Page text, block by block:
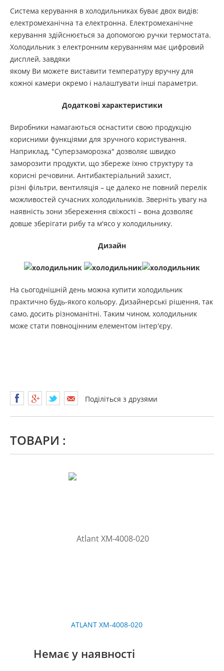
Система керування в холодильниках буває двох видів:
електромеханічна та електронна. Електромеханічне
керування здійснюється за допомогою ручки термостата.
Холодильник з електронним керуванням має цифровий
дисплей, завдяки
якому Ви можете виставити температуру вручну для
кожної камери окремо і налаштувати інші параметри.
Додаткові характеристики
Виробники намагаються оснастити свою продукцію
корисними функціями для зручного користування.
Наприклад, "Суперзаморозка" дозволяє швидко
заморозити продукти, що збереже їхню структуру та
корисні речовини. Антибактеріальний захист,
різні фільтри, вентиляція – це далеко не повний перелік
можливостей сучасних холодильників. Зверніть увагу на
наявність зони збереження свіжості – вона дозволяє
довше зберігати рибу та м'ясо у холодильнику.
Дизайн
На сьогоднішній день можна купити холодильник
практично будь-якого кольору. Дизайнерські рішення, так
само, досить різноманітні. Таким чином, холодильник
може стати повноцінним елементом інтер'єру.
Поділіться з друзями
ТОВАРИ :
ATLANT XM-4008-020
Немає у наявності